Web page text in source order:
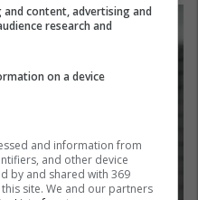
content, advertising and
research and
on a device
and information from
and other device
by and shared with 369
site. We and our partners